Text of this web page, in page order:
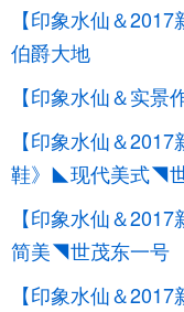
【印象水仙＆
伯爵大地
【印象水仙＆实
【印象水仙＆
鞋》◣现代美式◥
【印象水仙＆
简美◥世茂东一号
【印象水仙＆